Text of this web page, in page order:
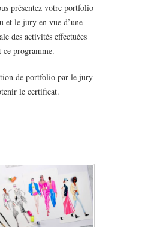
présentez votre portfolio
et le jury en vue d’une
des activités effectuées
ce programme.
de portfolio par le jury
le certificat.